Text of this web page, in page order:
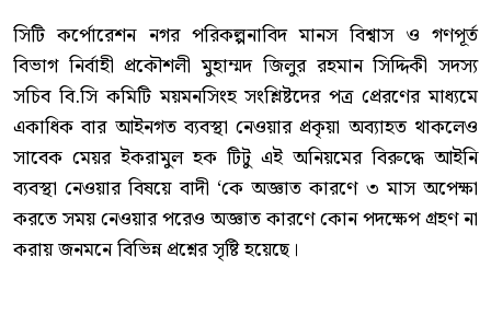
সিটি কর্পোরেশন নগর পরিকল্পনাবিদ মানস বিশ্বাস ও গণপূর্ত
বিভাগ নির্বাহী প্রকৌশলী মুহাম্মদ জিলুর রহমান সিদ্দিকী সদস্য
সচিব বি.সি কমিটি ময়মনসিংহ সংশ্লিষ্টদের পত্র প্রেরণের মাধ্যমে
একাধিক বার আইনগত ব্যবস্থা নেওয়ার প্রকৃয়া অব্যাহত থাকলেও
সাবেক মেয়র ইকরামুল হক টিটু এই অনিয়মের বিরুদ্ধে আইনি
ব্যবস্থা নেওয়ার বিষয়ে বাদী ‘কে অজ্ঞাত কারণে ৩ মাস অপেক্ষা
করতে সময় নেওয়ার পরেও অজ্ঞাত কারণে কোন পদক্ষেপ গ্রহণ না
করায় জনমনে বিভিন্ন প্রশ্নের সৃষ্টি হয়েছে।